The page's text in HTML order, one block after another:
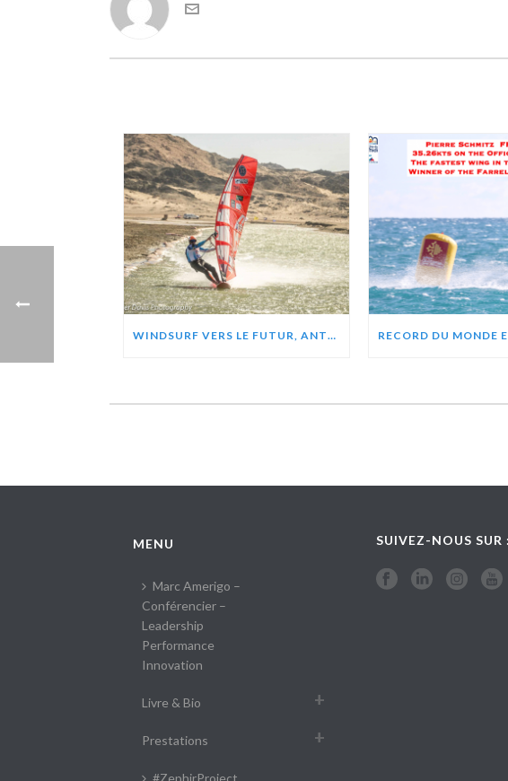
WINDSURF VERS LE FUTUR, ANTOINE ALBEAU – ZEPHIR PROJECT (VIDÉO)
MENU
Marc Amerigo –
Conférencier –
Leadership
Performance
Innovation
Livre & Bio
Prestations
SUIVEZ-NOUS SUR :